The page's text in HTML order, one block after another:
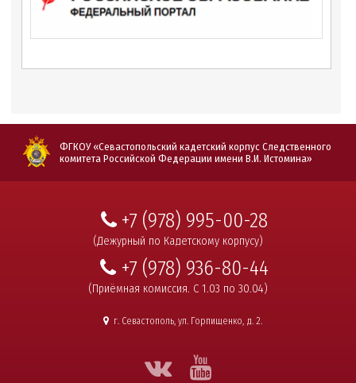
ФГКОУ «Севастопольский кадетский корпус Следственного
комитета Российской Федерации имени В.И. Истомина»
+7 (978) 995-00-28
(Дежурный по Кадетскому корпусу)
+7 (978) 936-80-44
(Приёмная комиссия. С 1.03 по 30.04)
г. Севастополь, ул. Горпищенко, д. 2.